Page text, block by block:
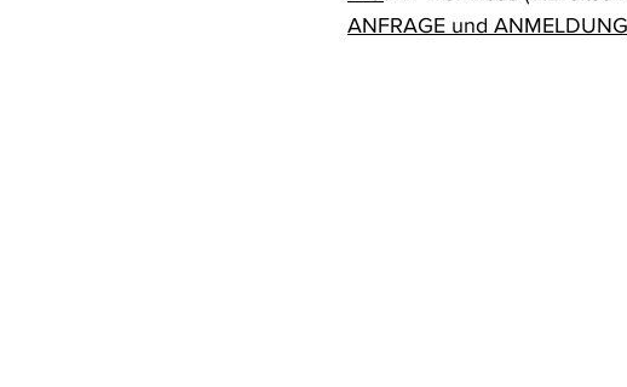
ANFRAGE und ANMELDUNG